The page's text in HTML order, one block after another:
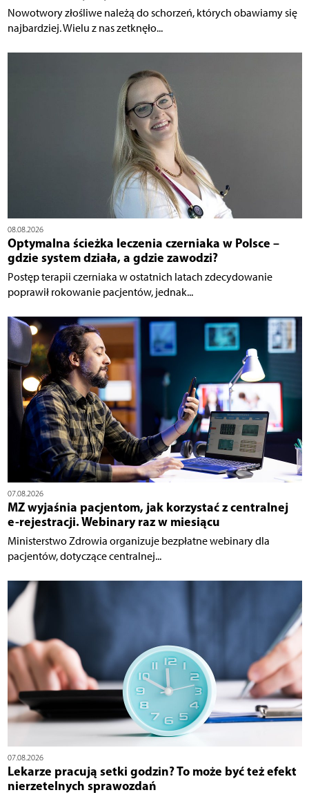
Nowotwory złośliwe należą do schorzeń, których obawiamy się
najbardziej. Wielu z nas zetknęło...
08.08.2026
Optymalna ścieżka leczenia czerniaka w Polsce –
gdzie system działa, a gdzie zawodzi?
Postęp terapii czerniaka w ostatnich latach zdecydowanie
poprawił rokowanie pacjentów, jednak...
07.08.2026
MZ wyjaśnia pacjentom, jak korzystać z centralnej
e-rejestracji. Webinary raz w miesiącu
Ministerstwo Zdrowia organizuje bezpłatne webinary dla
pacjentów, dotyczące centralnej...
07.08.2026
Lekarze pracują setki godzin? To może być też efekt
nierzetelnych sprawozdań